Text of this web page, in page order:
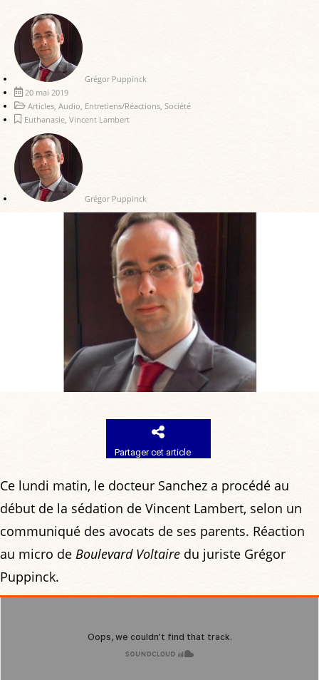
Grégor Puppinck
20 mai 2019
Articles, Audio, Entretiens/Réactions, Société
Euthanasie, Vincent Lambert
Grégor Puppinck
Partager cet article
Ce lundi matin, le docteur Sanchez a procédé au
début de la sédation de Vincent Lambert, selon un
communiqué des avocats de ses parents. Réaction
au micro de Boulevard Voltaire du juriste Grégor
Puppinck.